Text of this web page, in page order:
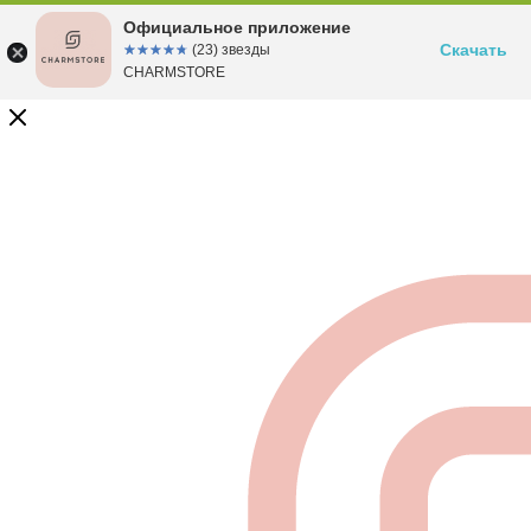
Официальное приложение
☆☆☆☆☆
★★★★★ (23) звезды
CHARMSTORE
Скачать